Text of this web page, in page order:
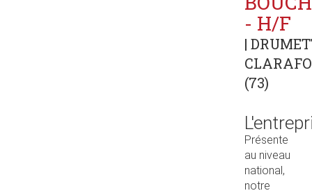
- H/F
|
(73)
Présente
au niveau
national,
notre